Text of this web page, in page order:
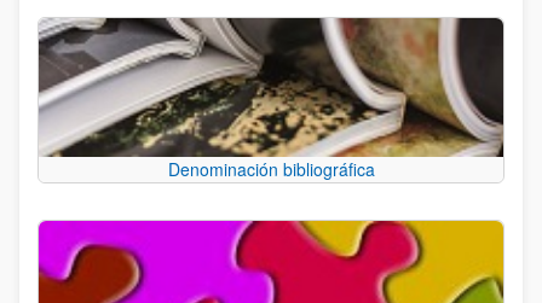
Denominación bibliográfica